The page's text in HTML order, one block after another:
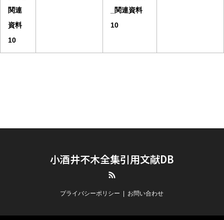
関連
資料
10
_関連資料
10
小酒井不木全集引用文献DB
プライバシーポリシー お問い合わせ